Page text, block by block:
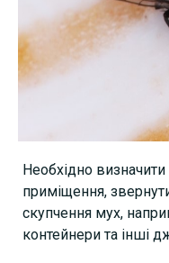
Необхідно
приміщення,
скупчення мух,
контейнери та інші